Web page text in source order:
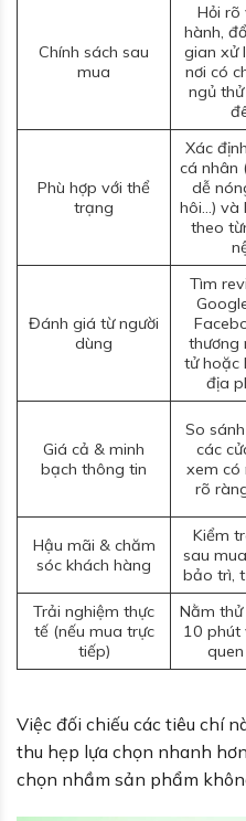
Chính sách sau
mua
Hỏi rõ
hành,
gian xử
nơi có
ngủ
Phù hợp với thể
trạng
Xác
cá nhân
dễ
hôi…) và
theo
Đánh giá từ người
dùng
Tìm
thương
tử hoặc
địa
Giá cả & minh
bạch thông tin
So
các
xem có
rõ
Hậu mãi & chăm
sóc khách hàng
Kiểm
sau
bảo trì,
Trải nghiệm thực
tế (nếu mua trực
tiếp)
Nằm
10 phút
Việc đối chiếu các tiêu chí
thu hẹp lựa chọn nhanh
chọn nhầm sản phẩm